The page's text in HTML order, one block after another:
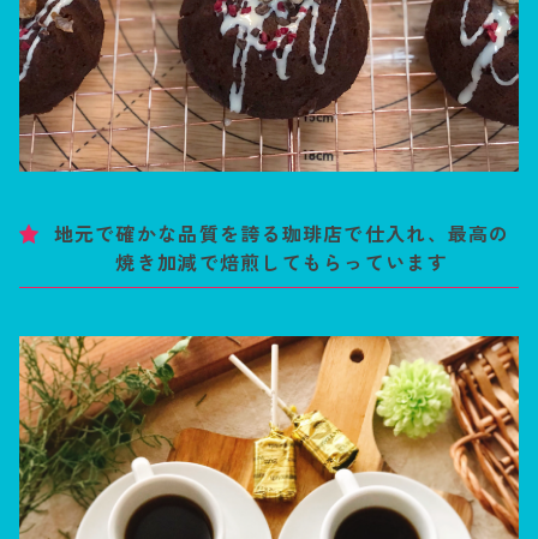
地元で確かな品質を誇る珈琲店で仕入れ、最高の
焼き加減で焙煎してもらっています